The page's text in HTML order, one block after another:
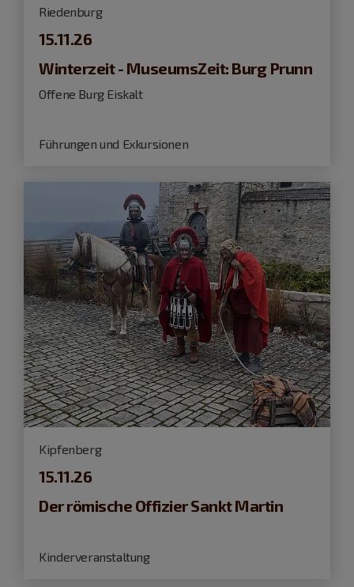
Riedenburg
15.11.26
Winterzeit - MuseumsZeit: Burg Prunn
Offene Burg Eiskalt
Führungen und Exkursionen
Kipfenberg
15.11.26
Der römische Offizier Sankt Martin
Kinderveranstaltung